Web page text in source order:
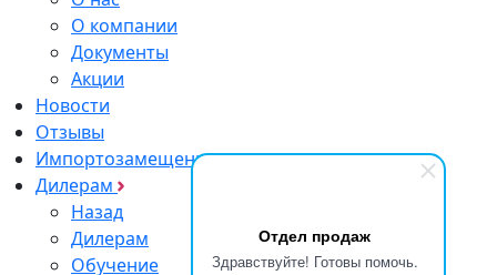
Отдел продаж
Здравствуйте! Готовы помочь.
О компании
Документы
Акции
Новости
Отзывы
Импортозамещение
Дилерам
Назад
Дилерам
Обучение